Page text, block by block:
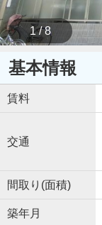
1 / 8
基本情報
賃料
交通
間取り(面積)
築年月